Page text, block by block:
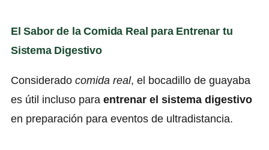
El Sabor de la Comida Real para Entrenar tu
Sistema Digestivo
Considerado comida real, el bocadillo de guayaba
es útil incluso para entrenar el sistema digestivo
en preparación para eventos de ultradistancia.